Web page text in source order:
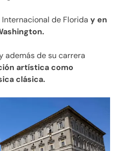
de Florida y en
además de su carrera
artística como
clásica.